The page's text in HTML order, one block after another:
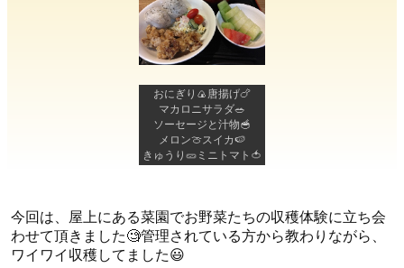
おにぎり🍙唐揚げ🍗
マカロニサラダ🥗
ソーセージと汁物🥣
メロン🍈スイカ🍉
きゅうり🥒ミニトマト🍅
今回は、屋上にある菜園でお野菜たちの収穫体験に立ち会
わせて頂きました🧐管理されている方から教わりながら、
ワイワイ収穫してました😃